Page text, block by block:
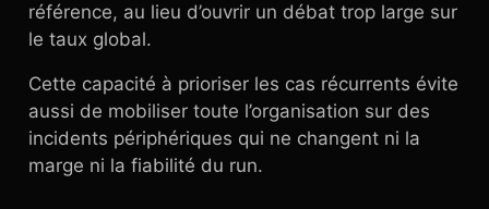
référence, au lieu d’ouvrir un débat trop large sur
le taux global.
Cette capacité à prioriser les cas récurrents évite
aussi de mobiliser toute l’organisation sur des
incidents périphériques qui ne changent ni la
marge ni la fiabilité du run.